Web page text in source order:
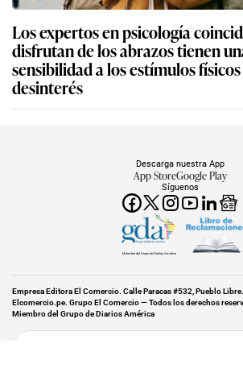
Los expertos en psicología
disfrutan de los abrazos tienen
sensibilidad a los estímulos
desinterés
Síguenos
Descarga nuestra App
App StoreGoogle Play
Miembro del Grupo de Diarios América
Empresa Editora El Comercio. Calle Paracas #532, Pueblo
Elcomercio.pe. Grupo El Comercio — Todos los derechos
Miembro del Grupo de Diarios América